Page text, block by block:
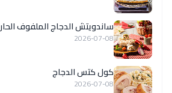
ساندويتش الدجاج الملفوف الحار
2026-07-08
كول كتس الدجاج
2026-07-08